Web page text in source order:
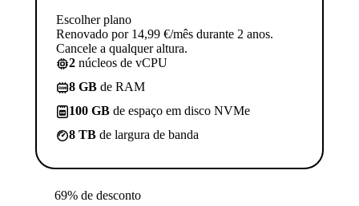
Escolher plano
Renovado por 14,99 €/mês durante 2 anos.
Cancele a qualquer altura.
2 núcleos de vCPU
8 GB de RAM
100 GB de espaço em disco NVMe
8 TB de largura de banda
69% de desconto